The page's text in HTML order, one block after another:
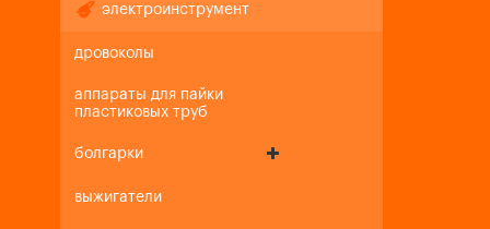
электроинструмент
дровоколы
аппараты для пайки
пластиковых труб
болгарки
выжигатели